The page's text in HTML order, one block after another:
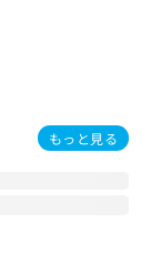
もっと見る